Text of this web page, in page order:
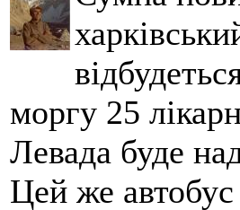
моргу 25
Левада буде
Цей же автобус